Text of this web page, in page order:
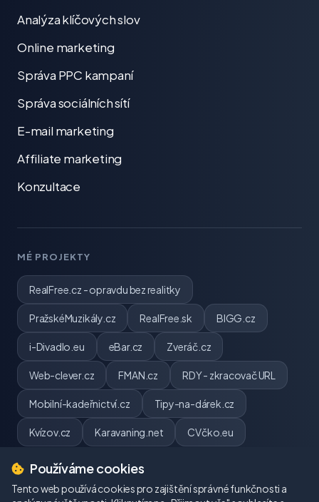
Analýza klíčových slov
Online marketing
Správa PPC kampaní
Správa sociálních sítí
E-mail marketing
Affiliate marketing
Konzultace
MÉ PROJEKTY
RealFree.cz - opravdu bez realitky
PražskéMuzikály.cz RealFree.sk BIGG.cz
i-Divadlo.eu eBar.cz Zveráč.cz
Web-clever.cz FMAN.cz RDY - zkracovač URL
Mobilní-kadeřnictví.cz Tipy-na-dárek.cz
Kvízov.cz Karavaning.net CVčko.eu
Používáme cookies
Tento web používá cookies pro zajištění správné funkčnosti a